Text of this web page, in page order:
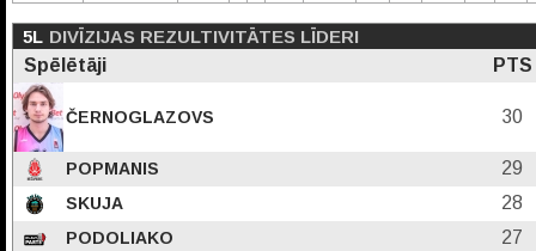
5L DIVĪZIJAS REZULTIVITĀTES LĪDERI
Spēlētāji
PTS
ČERNOGLAZOVS 30
POPMANIS 29
SKUJA 28
PODOLIAKO 27